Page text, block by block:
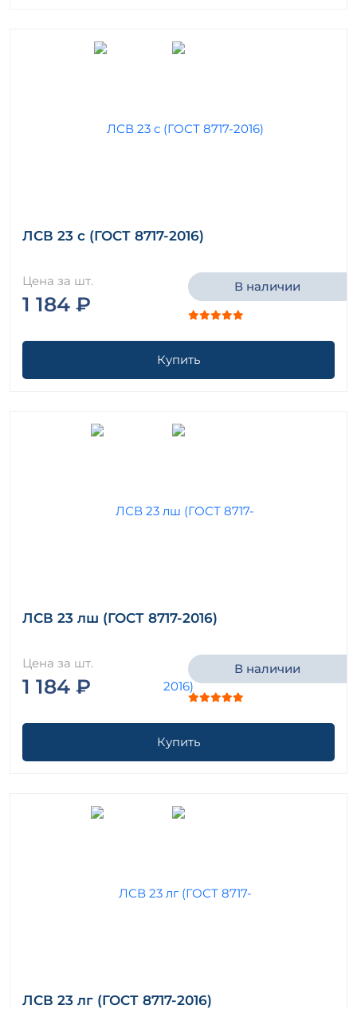
ЛСВ 23 с (ГОСТ 8717-2016)
Цена за шт.
1 184 ₽
В наличии
Купить
ЛСВ 23 лш (ГОСТ 8717-2016)
Цена за шт.
1 184 ₽
В наличии
Купить
ЛСВ 23 лг (ГОСТ 8717-2016)